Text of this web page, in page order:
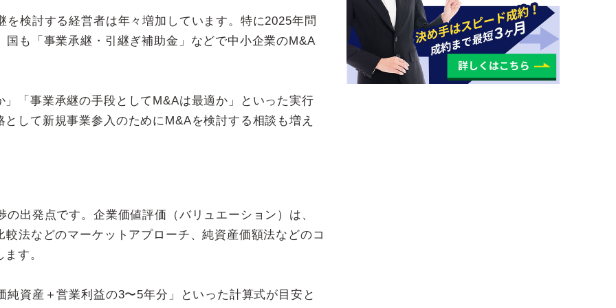
検討する経営者は年々増加しています。特に2025年問
も「事業承継・引継ぎ補助金」などで中小企業のM&A
「事業承継の手段としてM&Aは最適か」といった実行
して新規事業参入のためにM&Aを検討する相談も増え
出発点です。企業価値評価（バリュエーション）は、
法などのマーケットアプローチ、純資産価額法などのコ
す。
資産＋営業利益の3〜5年分」といった計算式が目安と